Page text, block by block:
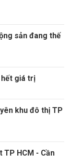
sản đang thế
hết giá trị
khu đô thị TP
HCM - Cần